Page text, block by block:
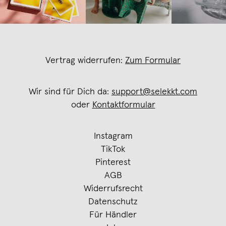
Vertrag widerrufen: Zum Formular
Wir sind für Dich da: support@selekkt.com
oder Kontaktformular
Instagram
TikTok
Pinterest
AGB
Widerrufsrecht
Datenschutz
Für Händler